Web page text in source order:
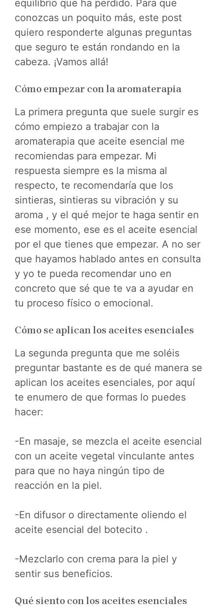
equilibrio que ha perdido. Para que
conozcas un poquito más, este post
quiero responderte algunas preguntas
que seguro te están rondando en la
cabeza. ¡Vamos allá!
Cómo empezar con la aromaterapia
La primera pregunta que suele surgir es
cómo empiezo a trabajar con la
aromaterapia que aceite esencial me
recomiendas para empezar. Mi
respuesta siempre es la misma al
respecto, te recomendaría que los
sintieras, sintieras su vibración y su
aroma , y el qué mejor te haga sentir en
ese momento, ese es el aceite esencial
por el que tienes que empezar. A no ser
que hayamos hablado antes en consulta
y yo te pueda recomendar uno en
concreto que sé que te va a ayudar en
tu proceso físico o emocional.
Cómo se aplican los aceites esenciales
La segunda pregunta que me soléis
preguntar bastante es de qué manera se
aplican los aceites esenciales, por aquí
te enumero de que formas lo puedes
hacer:
-En masaje, se mezcla el aceite esencial
con un aceite vegetal vinculante antes
para que no haya ningún tipo de
reacción en la piel.
-En difusor o directamente oliendo el
aceite esencial del botecito .
-Mezclarlo con crema para la piel y
sentir sus beneficios.
Qué siento con los aceites esenciales